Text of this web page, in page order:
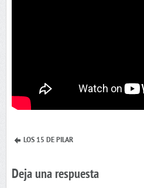
LOS 15 DE PILAR
Deja una respuesta